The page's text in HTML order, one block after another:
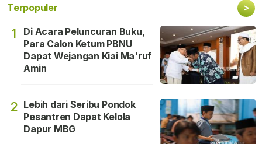
Terpopuler >
1
Di Acara Peluncuran Buku,
Para Calon Ketum PBNU
Dapat Wejangan Kiai Ma'ruf
Amin
2 Lebih dari Seribu Pondok
Pesantren Dapat Kelola
Dapur MBG